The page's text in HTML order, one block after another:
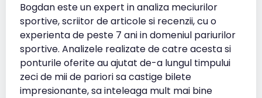
Bogdan este un expert in analiza meciurilor
sportive, scriitor de articole si recenzii, cu o
experienta de peste 7 ani in domeniul pariurilor
sportive. Analizele realizate de catre acesta si
ponturile oferite au ajutat de-a lungul timpului
zeci de mii de pariori sa castige bilete
impresionante, sa inteleaga mult mai bine